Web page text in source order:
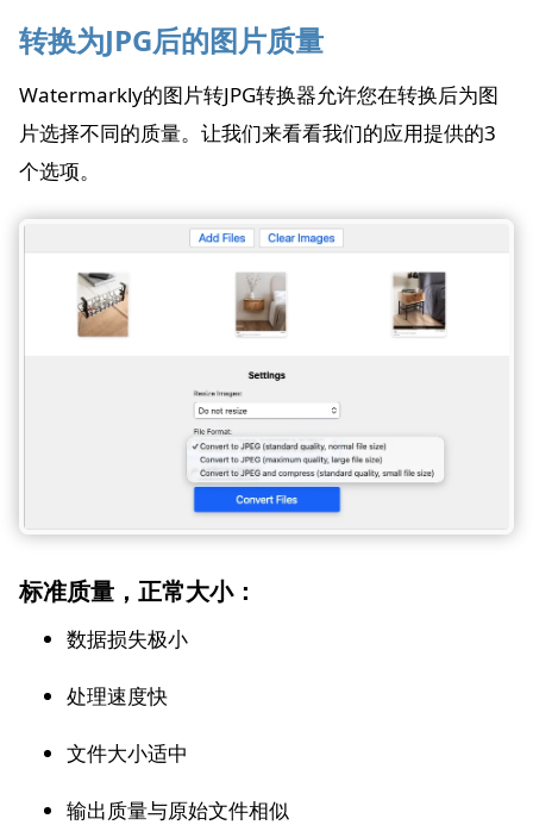
转换为JPG后的图片质量
Watermarkly的图片转JPG转换器允许您在转换后为图
片选择不同的质量。让我们来看看我们的应用提供的3
个选项。
标准质量，正常大小：
数据损失极小
处理速度快
文件大小适中
输出质量与原始文件相似